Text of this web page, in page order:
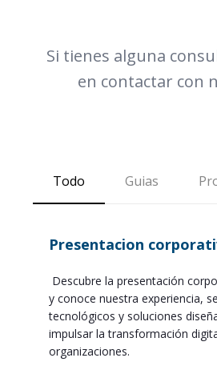
Si tienes alguna
en contactar con
Todo Guias
Presentacion
Descubre la presentación
y conoce nuestra experiencia,
tecnológicos y soluciones
impulsar la transformación
organizaciones.